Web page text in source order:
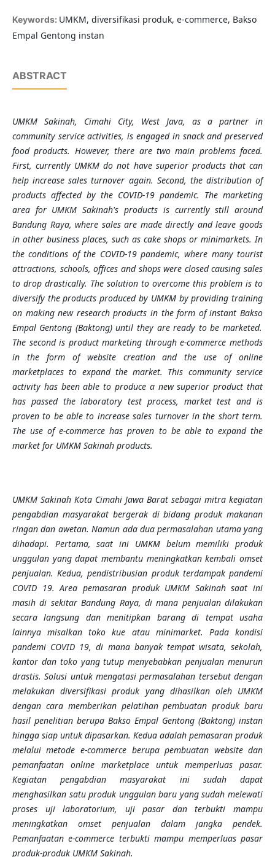
Keywords: UMKM, diversifikasi produk, e-commerce, Bakso
Empal Gentong instan
ABSTRACT
UMKM Sakinah, Cimahi City, West Java, as a partner in
community service activities, is engaged in snack and preserved
food products. However, there are two main problems faced.
First, currently UMKM do not have superior products that can
help increase sales turnover again. Second, the distribution of
products affected by the COVID-19 pandemic. The marketing
area for UMKMSakinah's products is currently still around
Bandung Raya, where sales are made directly and leave goods
in other business places, such as cake shops or minimarkets. In
the conditions of the COVID-19 pandemic, where many tourist
attractions, schools, offices and shops were closed causing sales
to drop drastically. The solution to overcome this problem is to
diversify the products produced by UMKM by providing training
on making new research products in the form of instantBakso
Empal Gentong (Baktong) until they are ready to be marketed.
The second is product marketing through e-commerce methods
in the form of website creation and the use of online
marketplaces to expand the market. This community service
activity has been able to produce a new superior product that
has passed the laboratory test process, market test and is
proven to be able to increase sales turnover in the short term.
The use of e-commerce has proven to be able to expand the
market for UMKM Sakinah products.
UMKM Sakinah Kota Cimahi Jawa Barat sebagai mitra kegiatan
pengabdian masyarakat bergerak di bidang produk makanan
ringan dan awetan. Namun ada dua permasalahan utama yang
dihadapi. Pertama, saat ini UMKM belum memiliki produk
unggulan yang dapat membantu meningkatkan kembali omset
penjualan. Kedua, pendistribusian produk terdampak pandemi
COVID 19. Area pemasaran produk UMKM Sakinah saat ini
masih di sekitar Bandung Raya, di mana penjualan dilakukan
secara langsung dan menitipkan barang di tempat usaha
lainnya misalkan toko kue atau minimarket. Pada kondisi
pandemi COVID 19, di mana banyak tempat wisata, sekolah,
kantor dan toko yang tutup menyebabkan penjualan menurun
drastis. Solusi untuk mengatasi permasalahan tersebut dengan
melakukan diversifikasi produk yang dihasilkan oleh UMKM
dengan cara memberikan pelatihan pembuatan produk baru
hasil penelitian berupa Bakso Empal Gentong (Baktong) instan
hingga siap untuk dipasarkan. Kedua adalah pemasaran produk
melalui metode e-commerce berupa pembuatan website dan
pemanfaatan online marketplace untuk memperluas pasar.
Kegiatan pengabdian masyarakat ini sudah dapat
menghasilkan satu produk unggulan baru yang sudah melewati
proses uji laboratorium, uji pasar dan terbukti mampu
meningkatkan omset penjualan dalam jangka pendek.
Pemanfaatane-commerce terbukti mampu memperluas pasar
produk-produk UMKM Sakinah.